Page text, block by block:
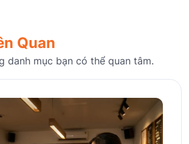
Quan
danh mục bạn có thể quan tâm.